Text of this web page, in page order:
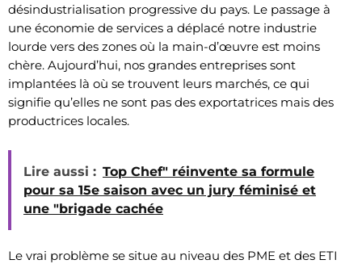
désindustrialisation progressive du pays. Le passage à
une économie de services a déplacé notre industrie
lourde vers des zones où la main-d’œuvre est moins
chère. Aujourd’hui, nos grandes entreprises sont
implantées là où se trouvent leurs marchés, ce qui
signifie qu’elles ne sont pas des exportatrices mais des
productrices locales.
Lire aussi : Top Chef" réinvente sa formule
pour sa 15e saison avec un jury féminisé et
une "brigade cachée
Le vrai problème se situe au niveau des PME et des ETI